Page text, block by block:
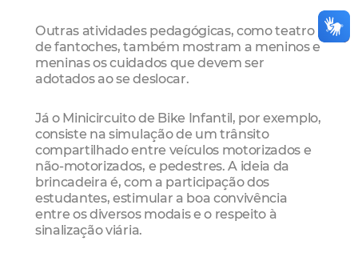
Outras atividades pedagógicas, como teatro
de fantoches, também mostram a meninos e
meninas os cuidados que devem ser
adotados ao se deslocar.
Já o Minicircuito de Bike Infantil, por exemplo,
consiste na simulação de um trânsito
compartilhado entre veículos motorizados e
não-motorizados, e pedestres. A ideia da
brincadeira é, com a participação dos
estudantes, estimular a boa convivência
entre os diversos modais e o respeito à
sinalização viária.